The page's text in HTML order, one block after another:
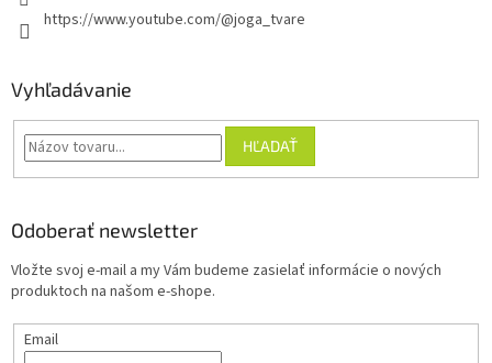
https://www.youtube.com/@joga_tvare
Vyhľadávanie
HĽADAŤ
Odoberať newsletter
Vložte svoj e-mail a my Vám budeme zasielať informácie o nových
produktoch na našom e-shope.
Email